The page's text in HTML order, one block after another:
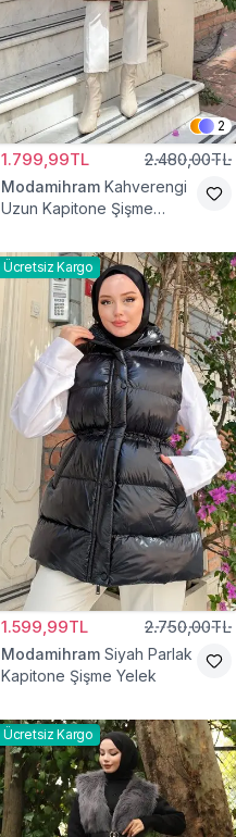
2
1.799,99TL 2.480,00TL
Modamihram Kahverengi
Uzun Kapitone Şişme
Ücretsiz Kargo
1.599,99TL 2.750,00TL
Modamihram Siyah Parlak
Kapitone Şişme Yelek
Ücretsiz Kargo